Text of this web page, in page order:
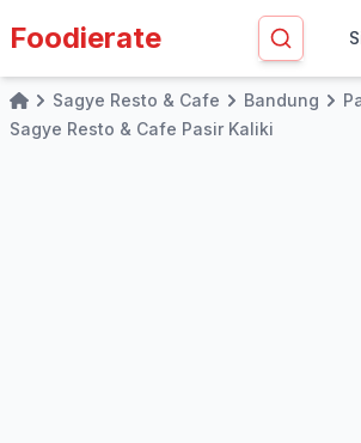
Foodierate
HomeSagye Resto & Cafe Bandung
Sagye Resto & Cafe Pasir Kaliki